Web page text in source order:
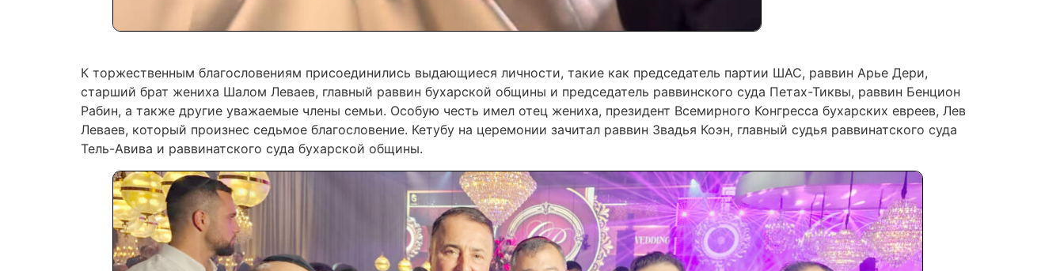
К торжественным благословениям присоединились выдающиеся личности, такие как председатель партии ШАС, раввин Арье Дери,
старший брат жениха Шалом Леваев, главный раввин бухарской общины и председатель раввинского суда Петах-Тиквы, раввин Бенцион
Рабин, а также другие уважаемые члены семьи. Особую честь имел отец жениха, президент Всемирного Конгресса бухарских евреев, Лев
Леваев, который произнес седьмое благословение. Кетубу на церемонии зачитал раввин Звадья Коэн, главный судья раввинатского суда
Тель-Авива и раввинатского суда бухарской общины.